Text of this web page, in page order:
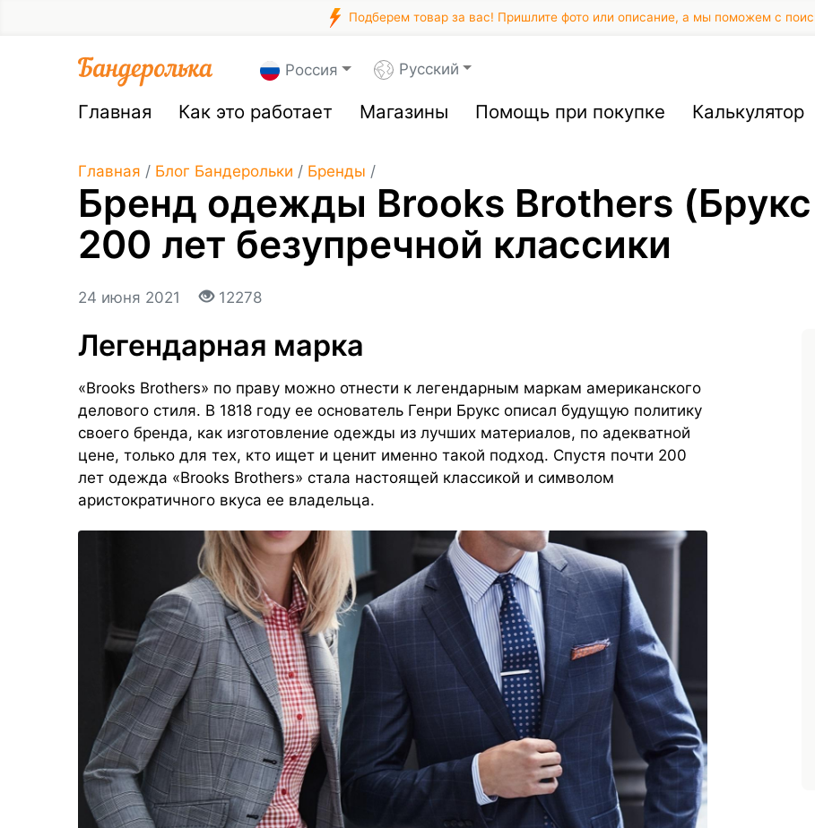
Подберем товар за вас! Пришлите фото или описание, а мы поможем с
Россия Русский
Главная Как это работает Магазины Помощь при покупке Калькулятор
Главная / Блог Бандерольки / Бренды /
Бренд одежды Brooks Brothers
200 лет безупречной классики
24 июня 2021 12278
Легендарная марка
«Brooks Brothers» по праву можно отнести к легендарным маркам американского
делового стиля. В 1818 году ее основатель Генри Брукс описал будущую политику
своего бренда, как изготовление одежды из лучших материалов, по адекватной
цене, только для тех, кто ищет и ценит именно такой подход. Спустя почти 200
лет одежда «Brooks Brothers» стала настоящей классикой и символом
аристократичного вкуса ее владельца.